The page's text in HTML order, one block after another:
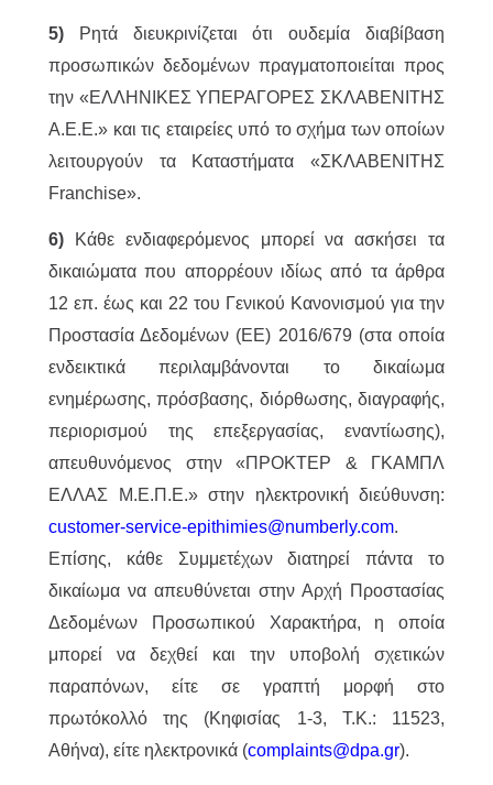
5)
Ρητά διευκρινίζεται ότι ουδεμία διαβίβαση
προσωπικών δεδομένων πραγματοποιείται προς
την «ΕΛΛΗΝΙΚΕΣ ΥΠΕΡΑΓΟΡΕΣ ΣΚΛΑΒΕΝΙΤΗΣ
Α.Ε.Ε.» και τις εταιρείες υπό το σχήμα των οποίων
λειτουργούν τα Καταστήματα «ΣΚΛΑΒΕΝΙΤΗΣ
Franchise».
6)
Κάθε ενδιαφερόμενος μπορεί να ασκήσει τα
δικαιώματα που απορρέουν ιδίως από τα άρθρα
12 επ. έως και 22 του Γενικού Κανονισμού για την
Προστασία Δεδομένων (ΕΕ) 2016/679 (στα οποία
ενδεικτικά περιλαμβάνονται το δικαίωμα
ενημέρωσης, πρόσβασης, διόρθωσης, διαγραφής,
περιορισμού της επεξεργασίας, εναντίωσης),
απευθυνόμενος στην «ΠΡΟΚΤΕΡ & ΓΚΑΜΠΛ
ΕΛΛΑΣ M.Ε.Π.Ε.» στην ηλεκτρονική διεύθυνση:
customer-service-epithimies@numberly.com.
Επίσης, κάθε Συμμετέχων διατηρεί πάντα το
δικαίωμα να απευθύνεται στην Αρχή Προστασίας
Δεδομένων Προσωπικού Χαρακτήρα, η οποία
μπορεί να δεχθεί και την υποβολή σχετικών
παραπόνων, είτε σε γραπτή μορφή στο
πρωτόκολλό της (Κηφισίας 1-3, Τ.Κ.: 11523,
Αθήνα), είτε ηλεκτρονικά (complaints@dpa.gr).